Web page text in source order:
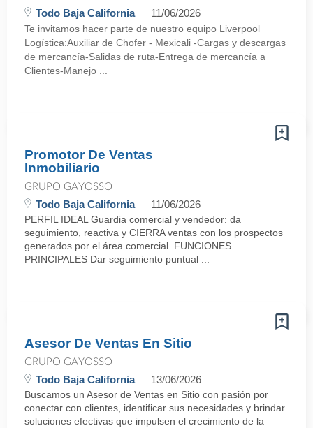
Todo Baja California 11/06/2026
Te invitamos hacer parte de nuestro equipo Liverpool
Logística:Auxiliar de Chofer - Mexicali -Cargas y descargas
de mercancía-Salidas de ruta-Entrega de mercancía a
Clientes-Manejo ...
Promotor De Ventas
Inmobiliario
GRUPO GAYOSSO
Todo Baja California 11/06/2026
PERFIL IDEAL Guardia comercial y vendedor: da
seguimiento, reactiva y CIERRA ventas con los prospectos
generados por el área comercial. FUNCIONES
PRINCIPALES Dar seguimiento puntual ...
Asesor De Ventas En Sitio
GRUPO GAYOSSO
Todo Baja California 13/06/2026
Buscamos un Asesor de Ventas en Sitio con pasión por
conectar con clientes, identificar sus necesidades y brindar
soluciones efectivas que impulsen el crecimiento de la